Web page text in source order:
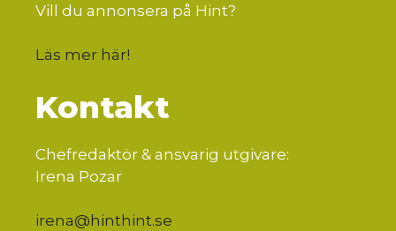
Vill du annonsera på Hint?
Läs mer här!
Kontakt
Chefredaktör & ansvarig utgivare:
Irena Pozar
irena@hinthint.se